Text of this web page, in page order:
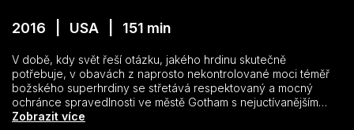
2016 | USA | 151 min
V době, kdy svět řeší otázku, jakého hrdinu skutečně
potřebuje, v obavách z naprosto nekontrolované moci téměř
božského superhrdiny se střetává respektovaný a mocný
ochránce spravedlnosti ve městě Gotham s nejuctívanějším
spasitelem moderní doby ve městě Metropolis. A zatímco mezi
Zobrazit více